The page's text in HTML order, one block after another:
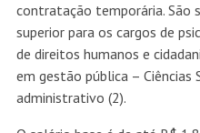
contratação temporária. São
superior para os cargos de
de direitos humanos e
em gestão pública – Ciências
administrativo (2).